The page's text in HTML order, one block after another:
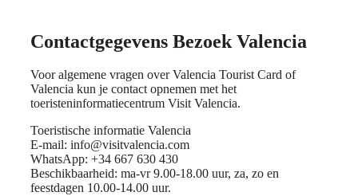
Contactgegevens Bezoek Valencia
Voor algemene vragen over Valencia Tourist Card of
Valencia kun je contact opnemen met het
toeristeninformatiecentrum Visit Valencia.
Toeristische informatie Valencia
E-mail: info@visitvalencia.com
WhatsApp: +34 667 630 430
Beschikbaarheid: ma-vr 9.00-18.00 uur, za, zo en
feestdagen 10.00-14.00 uur.